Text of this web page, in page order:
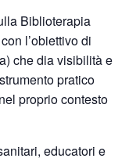
Biblioterapia
l’obiettivo di
che dia visibilità e
pratico
proprio contesto
educatori e